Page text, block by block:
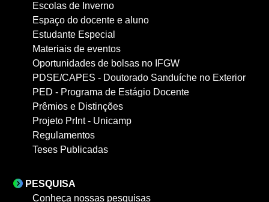
Escolas de Inverno
Espaço do docente e aluno
Estudante Especial
Materiais de eventos
Oportunidades de bolsas no IFGW
PDSE/CAPES - Doutorado Sanduíche no Exterior
PED - Programa de Estágio Docente
Prêmios e Distinções
Projeto PrInt - Unicamp
Regulamentos
Teses Publicadas
PESQUISA
Conheça nossas pesquisas